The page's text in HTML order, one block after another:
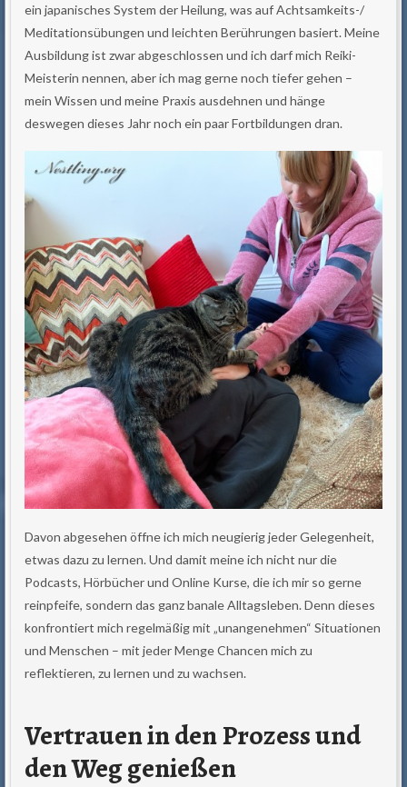
ein japanisches System der Heilung, was auf Achtsamkeits-/
Meditationsübungen und leichten Berührungen basiert. Meine
Ausbildung ist zwar abgeschlossen und ich darf mich Reiki-
Meisterin nennen, aber ich mag gerne noch tiefer gehen –
mein Wissen und meine Praxis ausdehnen und hänge
deswegen dieses Jahr noch ein paar Fortbildungen dran.
Davon abgesehen öffne ich mich neugierig jeder Gelegenheit,
etwas dazu zu lernen. Und damit meine ich nicht nur die
Podcasts, Hörbücher und Online Kurse, die ich mir so gerne
reinpfeife, sondern das ganz banale Alltagsleben. Denn dieses
konfrontiert mich regelmäßig mit „unangenehmen“ Situationen
und Menschen – mit jeder Menge Chancen mich zu
reflektieren, zu lernen und zu wachsen.
Vertrauen in den Prozess und
den Weg genießen